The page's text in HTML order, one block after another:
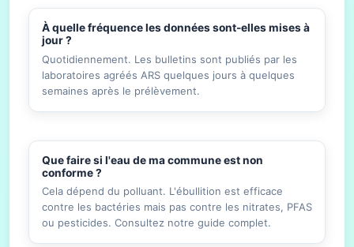
À quelle fréquence les données sont-elles mises à
jour ?
Quotidiennement. Les bulletins sont publiés par les
laboratoires agréés ARS quelques jours à quelques
semaines après le prélèvement.
Que faire si l'eau de ma commune est non
conforme ?
Cela dépend du polluant. L'ébullition est efficace
contre les bactéries mais pas contre les nitrates, PFAS
ou pesticides. Consultez notre guide complet.